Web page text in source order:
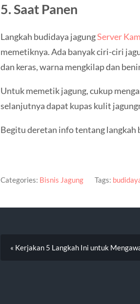
5. Saat Panen
Langkah budidaya jagungServer
memetiknya. Ada banyak ciri-ciri
dan keras, warna mengkilap dan
Untuk memetik jagung, cukup
selanjutnya dapat kupas kulit
Begitu deretan info tentang langkah
Categories: Bisnis Jagung Tags:
« Kerjakan 5 Langkah Ini untuk